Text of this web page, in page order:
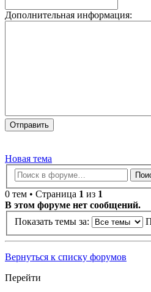
Дополнительная информация:
Новая тема
0 тем • Страница 1 из 1
В этом форуме нет сообщений.
Показать темы за:
Вернуться к списку форумов
Перейти